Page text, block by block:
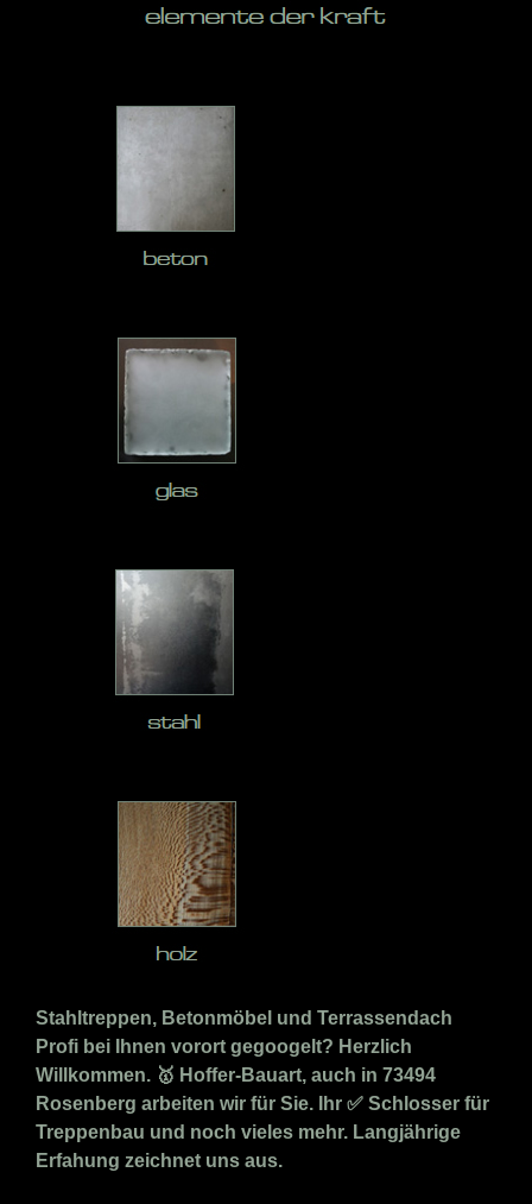
Stahltreppen, Betonmöbel und Terrassendach
Profi bei Ihnen vorort gegoogelt? Herzlich
Willkommen. 🥇 Hoffer-Bauart, auch in 73494
Rosenberg arbeiten wir für Sie. Ihr ✅ Schlosser für
Treppenbau und noch vieles mehr. Langjährige
Erfahung zeichnet uns aus.